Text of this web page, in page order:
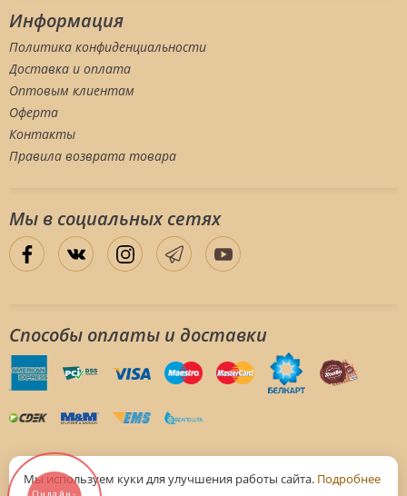
Информация
Политика конфиденциальности
Доставка и оплата
Оптовым клиентам
Оферта
Контакты
Правила возврата товара
Мы в социальных сетяx
Способы оплаты и доставки
Частное предприятие "РубиВейв" УНП 192259405, свидетельство
Мы используем куки для улучшения работы сайта. Подробнее
Онлайн-